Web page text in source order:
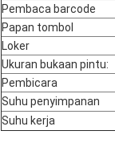
Pembaca barcode
Papan tombol
Loker
Ukuran bukaan pintu:
Pembicara
Suhu penyimpanan
Suhu kerja